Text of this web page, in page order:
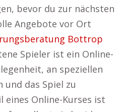
bevor du zur nächsten
Angebote vor Ort
Bottrop
Spieler ist ein Online-
an speziellen
und das Spiel zu
eines Online-Kurses ist